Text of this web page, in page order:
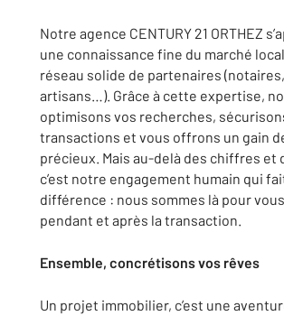
Notre agence CENTURY 21 ORTHEZ
une connaissance fine du marché
réseau solide de partenaires
artisans…). Grâce à cette expertise,
optimisons vos recherches,
transactions et vous offrons un gain
précieux. Mais au-delà des chiffres et
c’est notre engagement humain qui
différence : nous sommes là pour
pendant et après la transaction.
Ensemble, concrétisons vos rêves
Un projet immobilier, c’est une